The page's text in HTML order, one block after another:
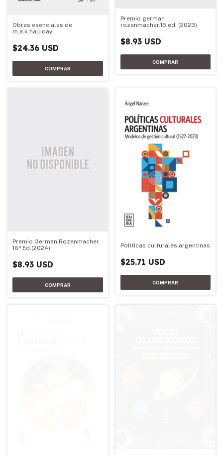
Obras esenciales de
m.a.k.halliday
$24.36 USD
Premio german
rozenmacher.15 ed. (2023)
$8.93 USD
Premio German Rozenmacher.
16ª Ed.(2024)
$8.93 USD
Políticas culturales argentinas
$25.71 USD